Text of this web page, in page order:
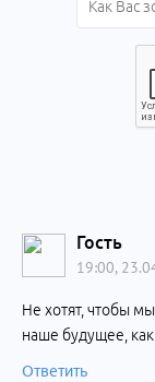
Гость
19:00,
Не хотят, чтобы
наше будущее, как
Ответить